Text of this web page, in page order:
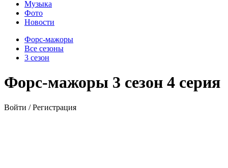
Музыка
Фото
Новости
Форс-мажоры
Все сезоны
3 сезон
Форс-мажоры 3 сезон 4 серия
Войти / Регистрация